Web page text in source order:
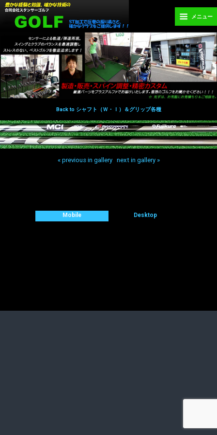
メニュー
Back to シャフト（Ｗ・Ｉ）＆グリップ各種
« previous in gallery next in gallery »
Mobile Desktop